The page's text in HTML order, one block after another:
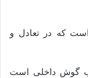
که در تعادل و
گوش داخلی است